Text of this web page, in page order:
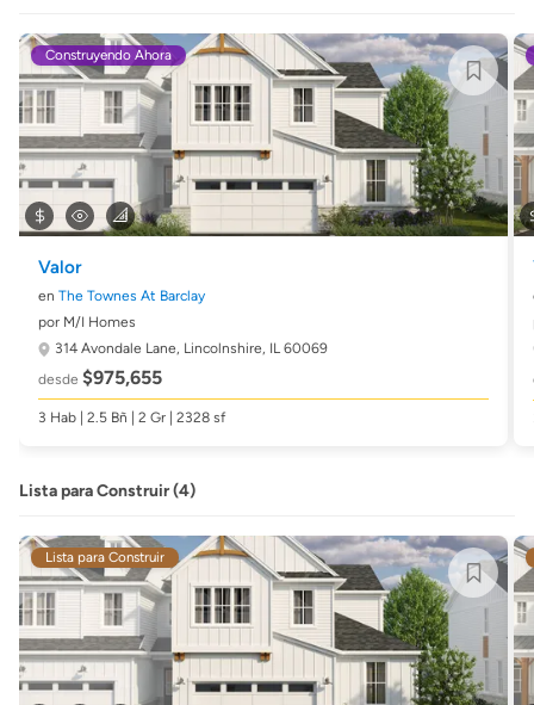
Construyendo Ahora
Valor
en The Townes At Barclay
por M/I Homes
314 Avondale Lane, Lincolnshire, IL 60069
desde $975,655
3 Hab | 2.5 Bñ | 2 Gr | 2328 sf
Lista para Construir (4)
Lista para Construir